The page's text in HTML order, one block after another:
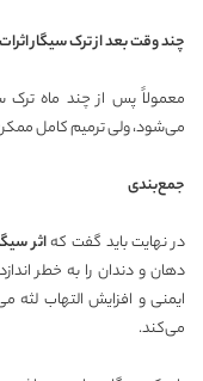
چند وقت بعد از ترک سیگار
معمولاً پس از چند ماه ترک
می‌شود، ولی ترمیم کامل
جمع‌بندی
در نهایت باید گفت کهاثر
دهان و دندان را به خطر
ایمنی و افزایش التهاب لثه
می‌کند.